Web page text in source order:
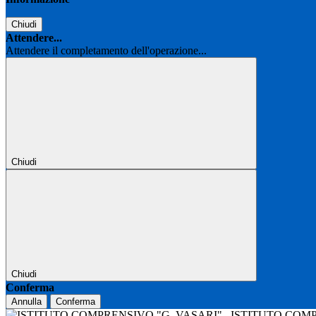
Chiudi
Attendere...
Attendere il completamento dell'operazione...
Chiudi
Chiudi
Conferma
Annulla Conferma